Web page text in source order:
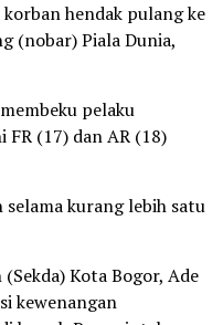
hendak pulang ke
(nobar) Piala Dunia,
pelaku
FR (17) dan AR (18)
kurang lebih satu
Kota Bogor, Ade
kewenangan